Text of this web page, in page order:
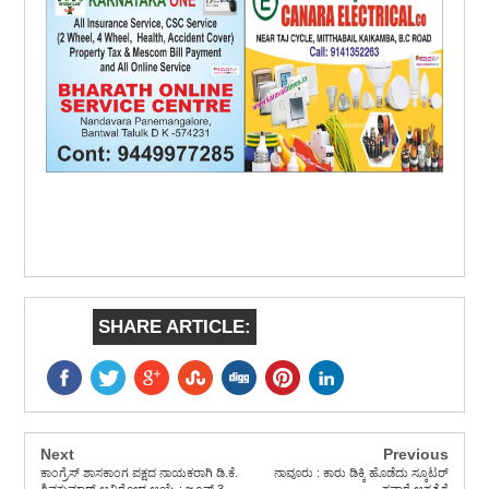
SHARE ARTICLE:
Next
ಕಾಂಗ್ರೆಸ್ ಶಾಸಕಾಂಗ ಪಕ್ಷದ ನಾಯಕರಾಗಿ ಡಿ.ಕೆ.
Previous
ನಾವೂರು : ಕಾರು ಡಿಕ್ಕಿ ಹೊಡೆದು ಸ್ಕೂಟರ್